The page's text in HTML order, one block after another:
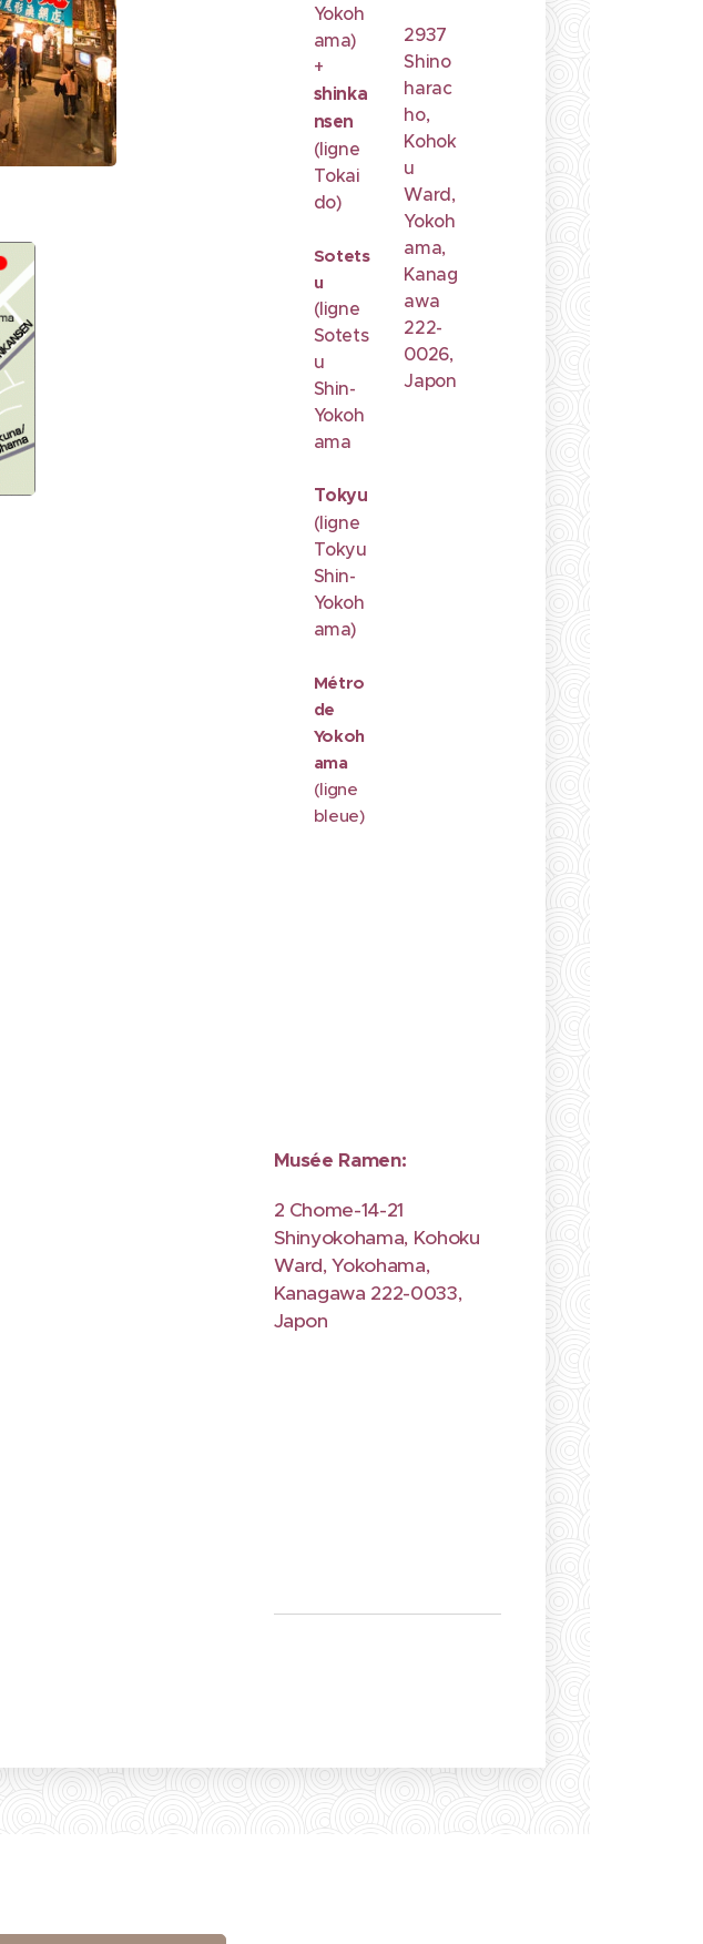
Yokoh
ama)
+
shinka
nsen
(ligne
Tokai
do)
Sotets
u
(ligne
Sotets
u
Shin-
Yokoh
ama
Tokyu
(ligne
Tokyu
Shin-
Yokoh
ama)
Métro
de
Yokoh
ama
(ligne
bleue)
2937
Shino
harac
ho,
Kohok
u
Ward,
Yokoh
ama,
Kanag
awa
222-
0026,
Japon
Musée Ramen:
2 Chome-14-21
Shinyokohama, Kohoku
Ward, Yokohama,
Kanagawa 222-0033,
Japon